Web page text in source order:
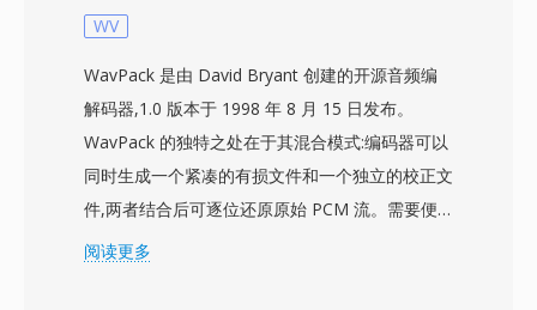
的缓冲算法,以最大限度减少播放中断。在鼎盛时
等广播机构均依赖 RealAudio 进行在线音频流传
输。其持久的技术贡献在于自适应比特率流的理
念,这一概念影响了后来的 HLS 和 DASH 等标准。
虽然已被现代编解码器所取代,但早期网络电台的
大量 RA 内容存档仍然存在,需要转换后才能在当
前设备上播放。
WV
WavPack 是由 David Bryant 创建的开源音频编
解码器,1.0 版本于 1998 年 8 月 15 日发布。
WavPack 的独特之处在于其混合模式:编码器可以
同时生成一个紧凑的有损文件和一个独立的校正文
件,两者结合后可逐位还原原始 PCM 流。需要便
携性的用户只携带有损文件;需要存档质量的用户
阅读更多